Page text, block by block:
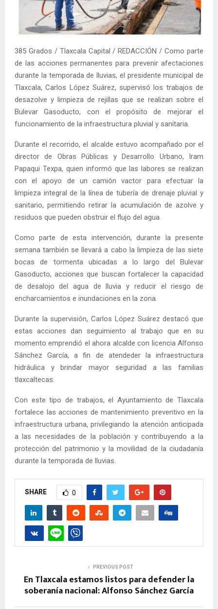
385 Grados / Tlaxcala Capital / REDACCIÓN / Como parte
de las acciones permanentes para prevenir afectaciones
durante la temporada de lluvias, el presidente municipal de
Tlaxcala, Carlos López Suárez, supervisó los trabajos de
desazolve y limpieza de rejillas que se realizan sobre el
Bulevar Gasoducto, con el propósito de mejorar el
funcionamiento de la infraestructura pluvial y sanitaria.
Durante el recorrido, el alcalde estuvo acompañado por el
director de Obras Públicas y Desarrollo Urbano, Iram
Papaqui Texpa, quien informó que las labores se realizan
con el apoyo de un camión vactor para efectuar la
limpieza integral de la línea de tubería de drenaje pluvial y
sanitario, permitiendo retirar la acumulación de azolve y
residuos que pueden obstruir el flujo del agua.
Como parte de esta intervención, durante la presente
semana también se llevará a cabo la limpieza de las siete
bocas de tormenta ubicadas a lo largo del Bulevar
Gasoducto, acciones que buscan fortalecer la capacidad
de desalojo del agua de lluvia y reducir el riesgo de
encharcamientos e inundaciones en la zona.
Durante la supervisión, Carlos López Suárez destacó que
estas acciones dan seguimiento al trabajo que en su
momento emprendió el ahora alcalde con licencia Alfonso
Sánchez García, a fin de atendeder la infraestructura
hidráulica y brindar mayor seguridad a las familias
tlaxcaltecas.
Con este tipo de trabajos, el Ayuntamiento de Tlaxcala
fortalece las acciones de mantenimiento preventivo en la
infraestructura urbana, privilegiando la atención anticipada
a las necesidades de la población y contribuyendo a la
protección del patrimonio y la movilidad de la ciudadanía
durante la temporada de lluvias.
SHARE 0
PREVIOUS POST
En Tlaxcala estamos listos para defender la
soberanía nacional: Alfonso Sánchez García